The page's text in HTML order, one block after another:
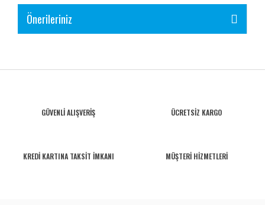
Önerileriniz
GÜVENLİ ALIŞVERİŞ ÜCRETSİZ KARGO
KREDİ KARTINA TAKSİT İMKANI MÜŞTERİ HİZMETLERİ